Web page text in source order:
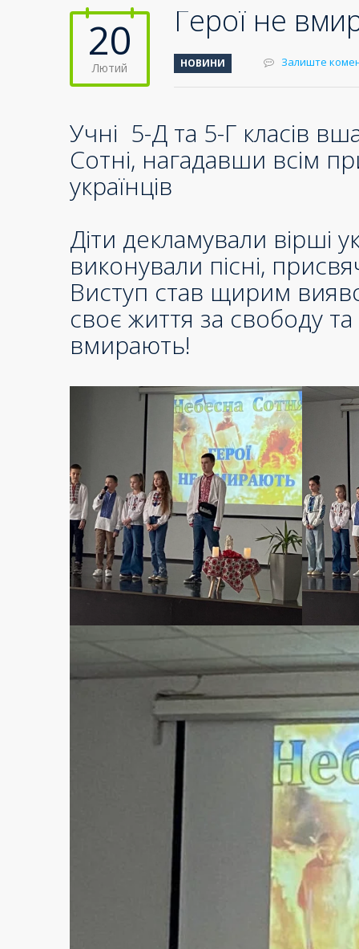
20
Лютий
Герої не
НОВИНИ Залиште
Учні 5-Д та 5-Г класів
Сотні, нагадавши всім
українців
Діти декламували вірші
виконували пісні,
Виступ став щирим
своє життя за свободу
вмирають!